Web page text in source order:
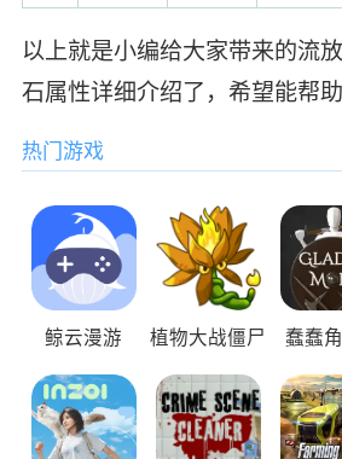
以上就是小编给大家带来的流
石属性详细介绍了，希望能帮助
热门游戏
鲸云漫游 植物大战僵尸 蠢蠢